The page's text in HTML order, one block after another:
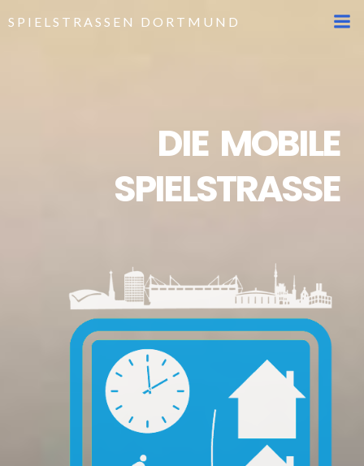
SPIELSTRASSEN DORTMUND
DIE MOBILE
SPIELSTRASSE